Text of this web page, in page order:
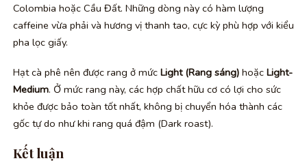
Colombia hoặc Cầu Đất. Những dòng này có hàm lượng
caffeine vừa phải và hương vị thanh tao, cực kỳ phù hợp với kiểu
pha lọc giấy.
Hạt cà phê nên được rang ở mức Light (Rang sáng) hoặc Light-
Medium. Ở mức rang này, các hợp chất hữu cơ có lợi cho sức
khỏe được bảo toàn tốt nhất, không bị chuyển hóa thành các
gốc tự do như khi rang quá đậm (Dark roast).
Kết luận